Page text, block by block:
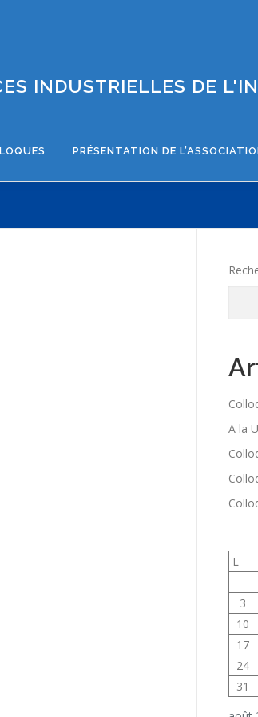
INDUSTRIELLES DE
PRÉSENTATION DE
A la
L
3
10
17
24
31